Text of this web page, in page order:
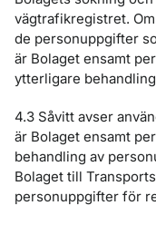
vägtrafikregistret.
de personuppgifter
är Bolaget ensamt
ytterligare
4.3 Såvitt avser
är Bolaget ensamt
behandling av
Bolaget till
personuppgifter för